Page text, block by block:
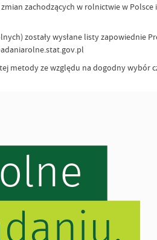
zachodzących w rolnictwie w Polsce
zostały wysłane listy zapowiednie
metody ze względu na dogodny wybór